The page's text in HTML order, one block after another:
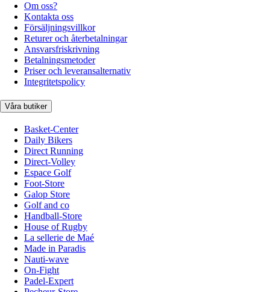
Om oss?
Kontakta oss
Försäljningsvillkor
Returer och återbetalningar
Ansvarsfriskrivning
Betalningsmetoder
Priser och leveransalternativ
Integritetspolicy
Våra butiker
Basket-Center
Daily Bikers
Direct Running
Direct-Volley
Espace Golf
Foot-Store
Galop Store
Golf and co
Handball-Store
House of Rugby
La sellerie de Maé
Made in Paradis
Nauti-wave
On-Fight
Padel-Expert